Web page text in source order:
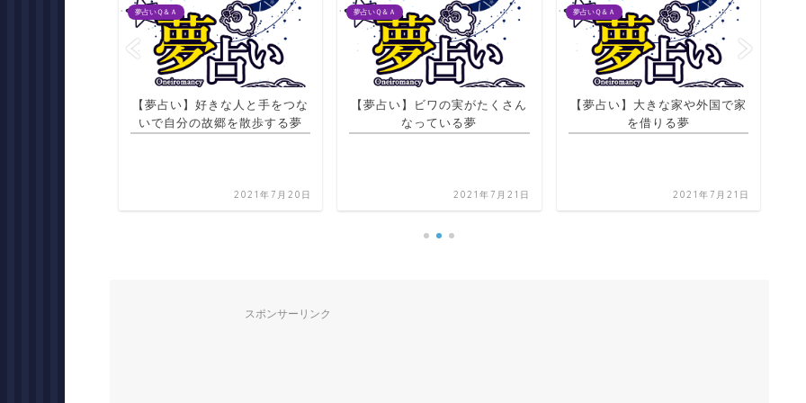
夢占いＱ＆Ａ
【夢占い】ビワの実がたくさん
なっている夢
2021年7月21日
夢占いＱ＆Ａ
【夢占い】大きな家や外国で家
を借りる夢
2021年7月21日
夢占いＱ＆Ａ
【夢占い】好きな人と手をつな
2021年7月20日
スポンサーリンク